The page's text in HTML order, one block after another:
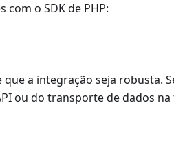
com o SDK de PHP:
que a integração seja robusta.
ou do transporte de dados